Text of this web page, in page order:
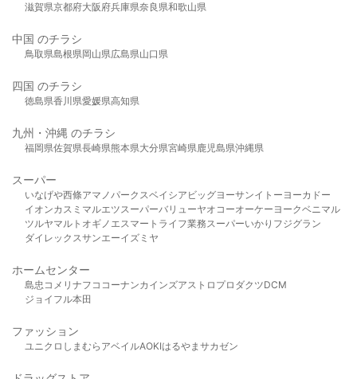
滋賀県京都府大阪府兵庫県奈良県和歌山県
中国 のチラシ
鳥取県島根県岡山県広島県山口県
四国 のチラシ
徳島県香川県愛媛県高知県
九州・沖縄 のチラシ
福岡県佐賀県長崎県熊本県大分県宮崎県鹿児島県沖縄県
スーパー
いなげや西條アマノパークスベイシア ビッグヨーサンイトーヨーカドー
イオンカスミ マルエツスーパーバリューヤオコーオーケー ヨークベニマル
ツルヤマルト オギノ エスマート ライフ業務スーパーいかり フジグラン
ダイレックスサンエーイズミヤ
ホームセンター
島忠 コメリ ナフコ コーナンカインズアストロプロダクツDCM
ジョイフル本田
ファッション
ユニクロ しまむら アベイルAOKIはるやま サカゼン